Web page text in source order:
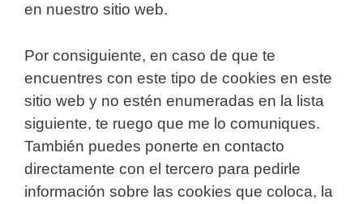
en nuestro sitio web.
Por consiguiente, en caso de que te
encuentres con este tipo de cookies en este
sitio web y no estén enumeradas en la lista
siguiente, te ruego que me lo comuniques.
También puedes ponerte en contacto
directamente con el tercero para pedirle
información sobre las cookies que coloca, la